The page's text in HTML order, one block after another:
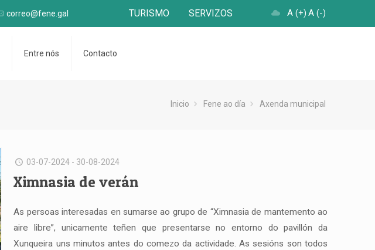
correo@fene.gal TURISMO SERVIZOS A (+) A (-)
Entre nós Contacto
Inicio Fene ao día Axenda municipal
03-07-2024 - 30-08-2024
Ximnasia de verán
As persoas interesadas en sumarse ao grupo de “Ximnasia de mantemento ao
aire libre”, unicamente teñen que presentarse no entorno do pavillón da
Xunqueira uns minutos antes do comezo da actividade. As sesións son todos